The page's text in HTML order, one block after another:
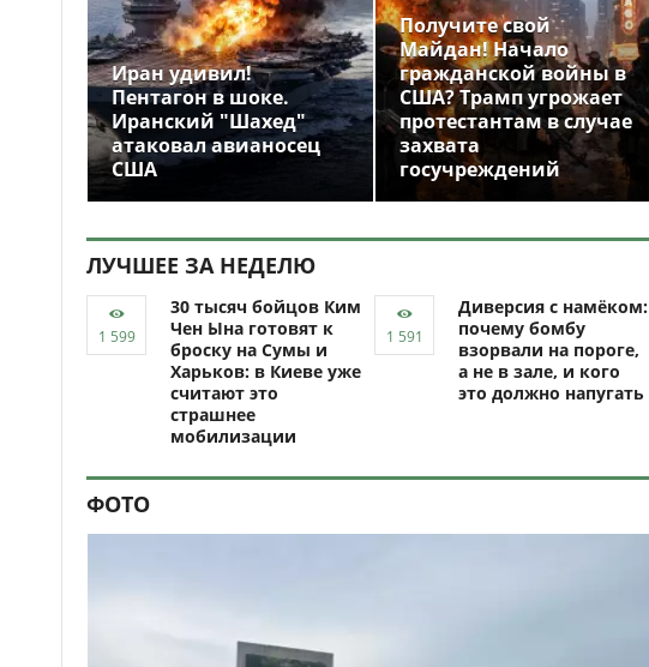
Иран удивил!
Пентагон в шоке.
Иранский "Шахед"
атаковал авианосец
США
Получите свой
Майдан! Начало
гражданской войны в
США? Трамп угрожает
протестантам в случае
захвата
госучреждений
ЛУЧШЕЕ ЗА НЕДЕЛЮ
30 тысяч бойцов Ким
Чен Ына готовят к
броску на Сумы и
Харьков: в Киеве уже
считают это
страшнее
мобилизации
Диверсия с намёком:
почему бомбу
взорвали на пороге,
а не в зале, и кого
это должно напугать
ФОТО